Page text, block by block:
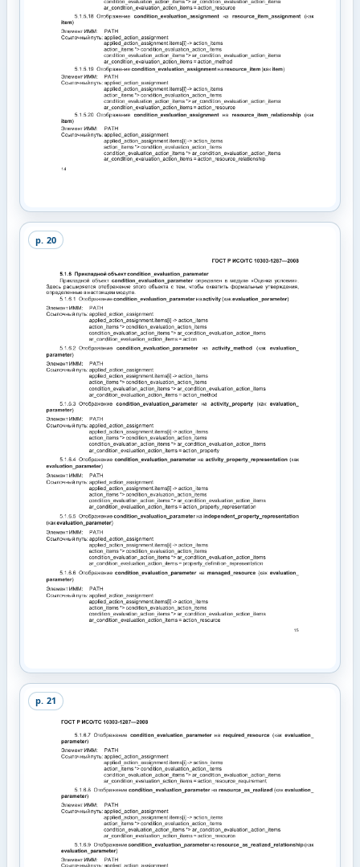
p. 20
p. 21